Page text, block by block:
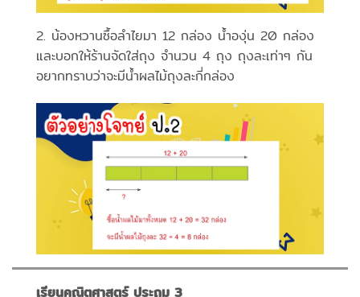
2. น้องหวานซื้อลำไยมา 12 กล่อง น้ำองุ่น 20 กล่อง
และบอกให้ร้านจัดใส่ถุง จำนวน 4 ถุง ถุงละเท่าๆ กัน
อยากทราบว่าจะมีน้ำผลไม้ถุงละกี่กล่อง
เรียนคณิตศาสตร์ ประถม 3